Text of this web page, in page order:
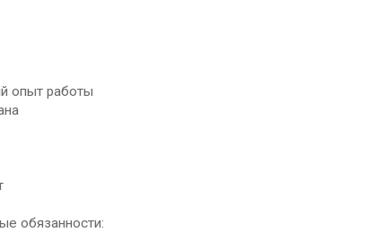
опыт работы
обязанности: